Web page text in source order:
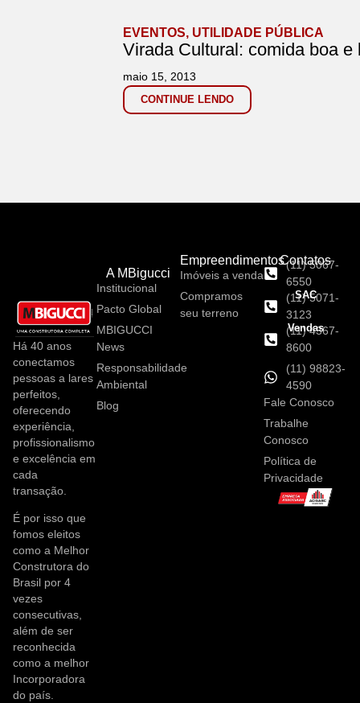
EVENTOS, UTILIDADE PÚBLICA
Virada Cultural: comida boa e
CONTINUE LENDO
maio 15, 2013
Há 40 anos
conectamos
pessoas a lares
perfeitos,
oferecendo
experiência,
profissionalismo
e excelência em
cada
transação.
É por isso que
fomos eleitos
como a Melhor
Construtora do
Brasil por 4
vezes
consecutivas,
além de ser
reconhecida
como a melhor
Incorporadora
do país.
A MBigucci
Institucional
Pacto Global
MBIGUCCI
News
Responsabilidade
Ambiental
Blog
Empreendimentos
Imóveis a venda
Compramos
seu terreno
Contatos
(11) 5067-
6550
SAC
(11) 5071-
3123
Vendas
(11) 4367-
8600
(11) 98823-
4590
Fale Conosco
Trabalhe
Conosco
Política de
Privacidade